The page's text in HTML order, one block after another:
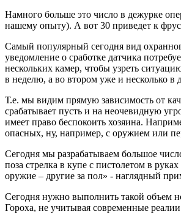
Намного больше это число в дежурке
нашему опыту). А вот 30 приведет к
Самый популярный сегодня вид
уведомление о сработке датчика
нескольких камер, чтобы узреть
в неделю, а во втором уже и несколько в
Т.е. мы видим прямую зависимость от
срабатывает пусть и на неочевидную
имеет право беспокоить хозяина.
опасных, ну, например, с оружием или
Сегодня мы разрабатываем большое
поза стрелка в купе с пистолетом в
оружие – другие за пол» - наглядный
Сегодня нужно выполнить такой объем
Гороха, не учитывая современные